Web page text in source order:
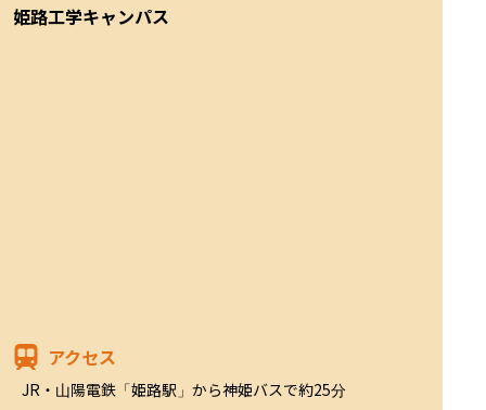
姫路工学キャンパス
アクセス
JR・山陽電鉄「姫路駅」から神姫バスで約25分